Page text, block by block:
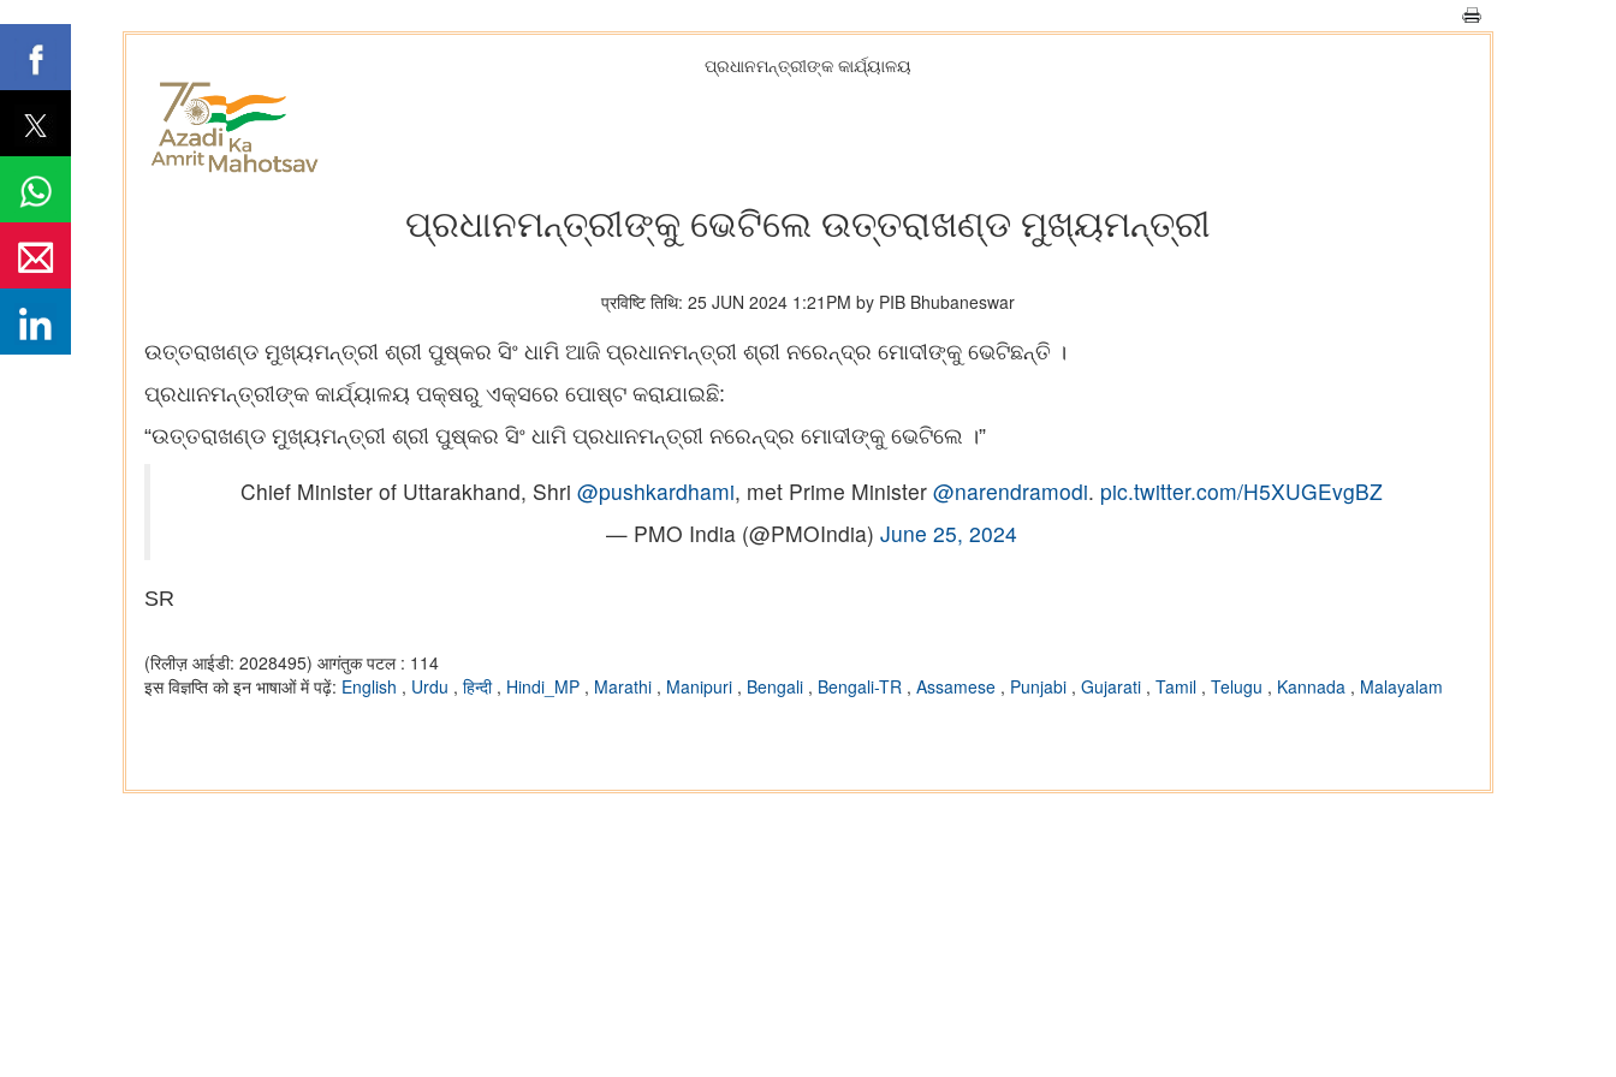
ପ୍ରଧାନମନ୍ତ୍ରୀଙ୍କ କାର୍ଯ୍ୟାଳୟ
ପ୍ରଧାନମନ୍ତ୍ରୀଙ୍କୁ ଭେଟିଲେ ଉତ୍ତରାଖଣ୍ଡ ମୁଖ୍ୟମନ୍ତ୍ରୀ
प्रविष्टि तिथि: 25 JUN 2024 1:21PM by PIB Bhubaneswar
ଉତ୍ତରାଖଣ୍ଡ ମୁଖ୍ୟମନ୍ତ୍ରୀ ଶ୍ରୀ ପୁଷ୍କର ସିଂ ଧାମି ଆଜି ପ୍ରଧାନମନ୍ତ୍ରୀ ଶ୍ରୀ ନରେନ୍ଦ୍ର ମୋଦୀଙ୍କୁ ଭେଟିଛନ୍ତି ।
ପ୍ରଧାନମନ୍ତ୍ରୀଙ୍କ କାର୍ଯ୍ୟାଳୟ ପକ୍ଷରୁ ଏକ୍ସରେ ପୋଷ୍ଟ କରାଯାଇଛି:
“ଉତ୍ତରାଖଣ୍ଡ ମୁଖ୍ୟମନ୍ତ୍ରୀ ଶ୍ରୀ ପୁଷ୍କର ସିଂ ଧାମି ପ୍ରଧାନମନ୍ତ୍ରୀ ନରେନ୍ଦ୍ର ମୋଦୀଙ୍କୁ ଭେଟିଲେ ।”
Chief Minister of Uttarakhand, Shri @pushkardhami, met Prime Minister @narendramodi. pic.twitter.com/H5XUGEvgBZ
— PMO India (@PMOIndia) June 25, 2024
SR
(रिलीज़ आईडी: 2028495) आगंतुक पटल : 114
इस विज्ञप्ति को इन भाषाओं में पढ़ें: English , Urdu , हिन्दी , Hindi_MP , Marathi , Manipuri , Bengali , Bengali-TR , Assamese , Punjabi , Gujarati , Tamil , Telugu , Kannada , Malayalam